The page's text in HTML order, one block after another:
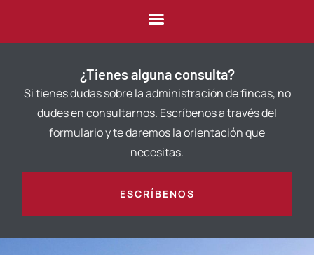
¿Tienes alguna consulta?
Si tienes dudas sobre la administración de fincas, no
dudes en consultarnos. Escríbenos a través del
formulario y te daremos la orientación que
necesitas.
ESCRÍBENOS